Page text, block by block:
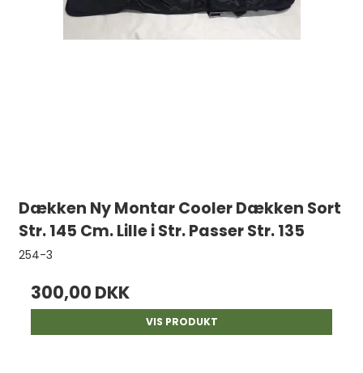
Dækken Ny Montar Cooler Dækken Sort
Str. 145 Cm. Lille i Str. Passer Str. 135
254-3
300,00 DKK
VIS PRODUKT